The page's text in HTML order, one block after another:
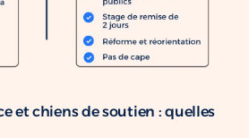
et chiens de soutien : quelles